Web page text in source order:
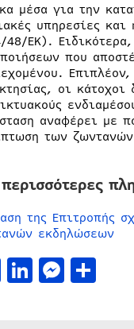
μέσα για την
υπηρεσίες και
48/ΕΚ).
που
οι
αναφέρει με
των
της Επιτροπής
εκδηλώσεων
Facebook
LinkedIn